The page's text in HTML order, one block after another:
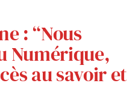
: “Nous
Numérique,
au savoir et